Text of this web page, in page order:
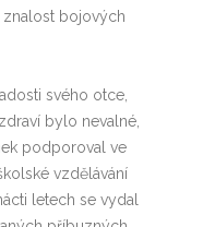
bojových
svého otce,
bylo nevalné,
podporoval ve
vzdělávání
letech se vydal